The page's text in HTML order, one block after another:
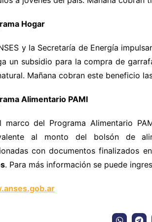
Hogar
y la Secretaría de Energía
un subsidio para la compra de
Mañana cobran este beneficio
Alimentario PAMI
marco del Programa Alimentario
al monto del bolsón de
con documentos finalizados en
. Para más información se puede